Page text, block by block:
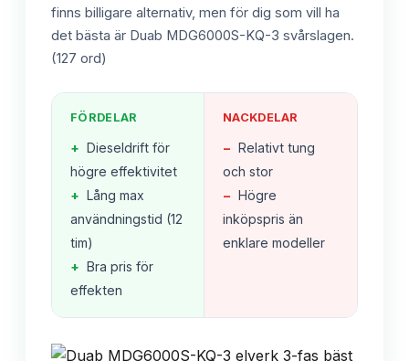
finns billigare alternativ, men för dig som vill ha
det bästa är Duab MDG6000S-KQ-3 svårslagen.
(127 ord)
FÖRDELAR
+ Dieseldrift för
högre effektivitet
+ Lång max
användningstid (12
tim)
+ Bra pris för
effekten
NACKDELAR
− Relativt tung
och stor
− Högre
inköpspris än
enklare modeller